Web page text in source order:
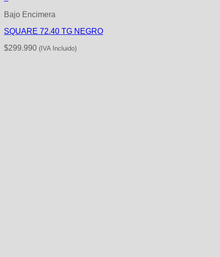
Bajo Encimera
SQUARE 72.40 TG NEGRO
$299.990 (IVA Incluido)